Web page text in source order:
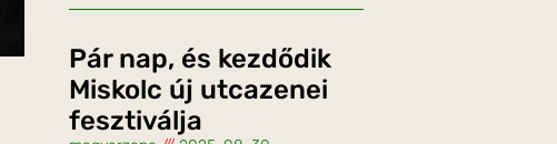
Pár nap, és kezdődik
Miskolc új utcazenei
fesztiválja